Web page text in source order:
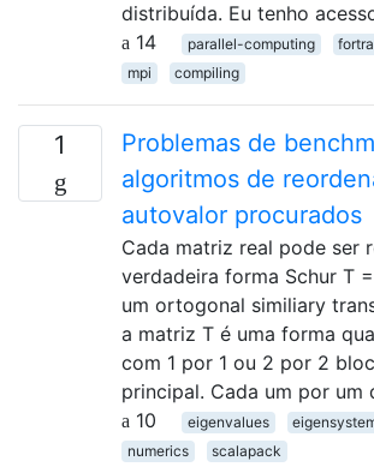
distribuída. Eu tenho
14
parallel-computing
mpi
compiling
1
Problemas de
algoritmos de
autovalor procurados
Cada matriz real pode ser
verdadeira forma Schur T
um ortogonal similiary
a matriz T é uma forma
com 1 por 1 ou 2 por 2
principal. Cada um por
10
eigenvalues
numerics
scalapack